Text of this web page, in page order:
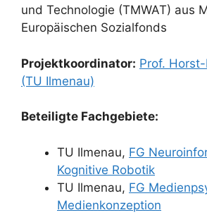
und Technologie (TMWAT) aus
Europäischen Sozialfonds
Projektkoordinator: Prof.
(TU Ilmenau)
Beteiligte Fachgebiete:
TU Ilmenau, FG
Kognitive Robotik
TU Ilmenau, FG
Medienkonzeption